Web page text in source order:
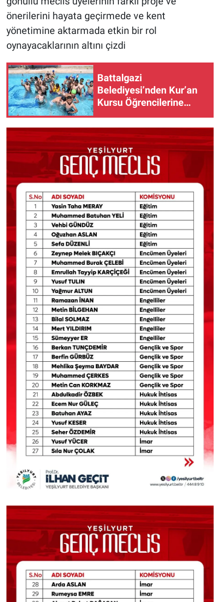
önerilerini hayata geçirmede ve kent
yönetimine aktarmada etkin bir rol
oynayacaklarının altını çizdi
Battalgazi
Belediyesi’nden Kur’an
Kursu Öğrencilerine
Yüzme Etkinliği